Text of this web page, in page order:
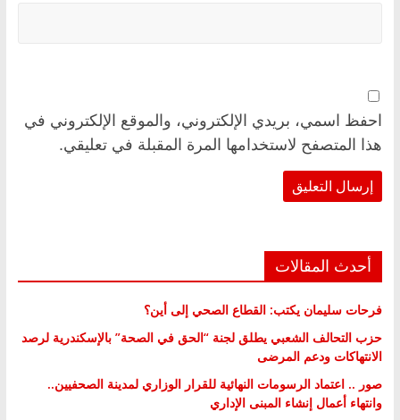
احفظ اسمي، بريدي الإلكتروني، والموقع الإلكتروني في
هذا المتصفح لاستخدامها المرة المقبلة في تعليقي.
أحدث المقالات
فرحات سليمان يكتب: القطاع الصحي إلى أين؟
حزب التحالف الشعبي يطلق لجنة “الحق في الصحة” بالإسكندرية لرصد
الانتهاكات ودعم المرضى
صور .. اعتماد الرسومات النهائية للقرار الوزاري لمدينة الصحفيين..
وانتهاء أعمال إنشاء المبنى الإداري